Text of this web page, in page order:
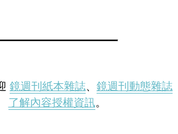
鏡週刊紙本雜誌、 鏡週刊動態雜誌
了解內容授權資訊。